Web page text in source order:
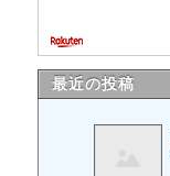
最近の投稿